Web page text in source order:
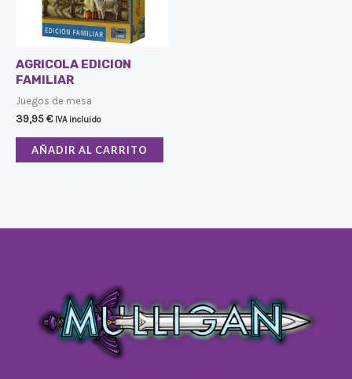
AGRICOLA EDICION
FAMILIAR
Juegos de mesa
39,95€ IVA incluido
AÑADIR AL CARRITO